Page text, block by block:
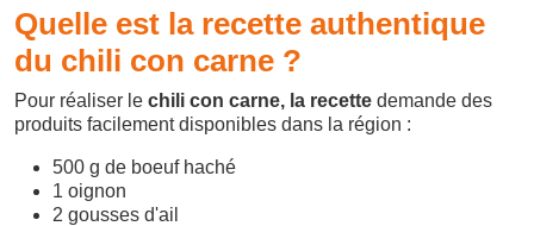
Quelle est la recette authentique
du chili con carne ?
Pour réaliser le chili con carne, la recette demande des
produits facilement disponibles dans la région :
500 g de boeuf haché
1 oignon
2 gousses d'ail